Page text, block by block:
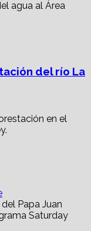
del río La
en el